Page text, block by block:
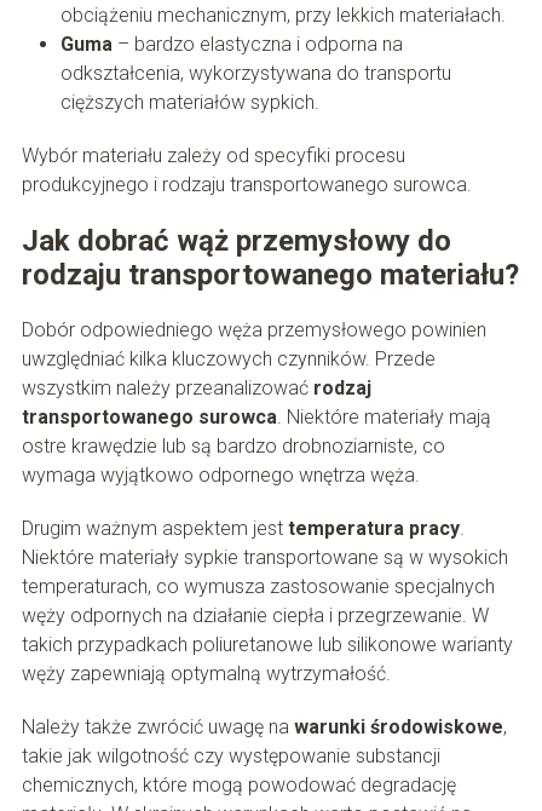
obciążeniu mechanicznym, przy lekkich materiałach.
Guma– bardzo elastyczna i odporna na
odkształcenia, wykorzystywana do transportu
cięższych materiałów sypkich.
Wybór materiału zależy od specyfiki procesu
produkcyjnego i rodzaju transportowanego surowca.
Jak dobrać wąż przemysłowy do
rodzaju transportowanego materiału?
Dobór odpowiedniego węża przemysłowego powinien
uwzględniać kilka kluczowych czynników. Przede
wszystkim należy przeanalizować rodzaj
transportowanego surowca. Niektóre materiały mają
ostre krawędzie lub są bardzo drobnoziarniste, co
wymaga wyjątkowo odpornego wnętrza węża.
Drugim ważnym aspektem jest temperatura pracy.
Niektóre materiały sypkie transportowane są w wysokich
temperaturach, co wymusza zastosowanie specjalnych
węży odpornych na działanie ciepła i przegrzewanie. W
takich przypadkach poliuretanowe lub silikonowe warianty
węży zapewniają optymalną wytrzymałość.
Należy także zwrócić uwagę na warunki środowiskowe,
takie jak wilgotność czy występowanie substancji
chemicznych, które mogą powodować degradację